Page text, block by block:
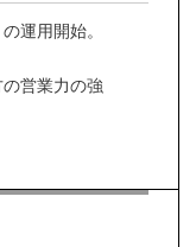
運用開始。
営業力の強